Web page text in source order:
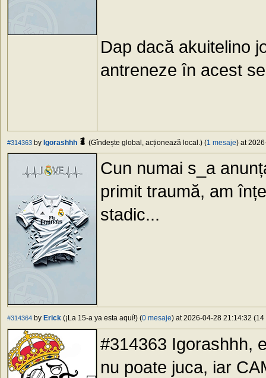
Dap dacă akuitelino
antreneze în acest
#314363 by Igorashhh (Gîndește global, acționează local.) (1 mesaje) at
Cun numai s_a
primit traumă, am
stadic...
#314364 by Erick (¡La 15-a ya esta aquí!) (0 mesaje) at 2026-04-28 21:14:32
#314363 Igorashhh,
nu poate juca, iar